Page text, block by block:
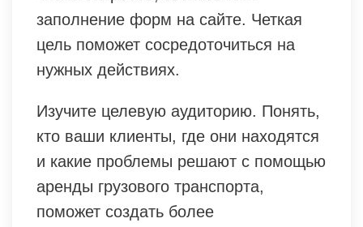
заполнение форм на сайте. Четкая
цель поможет сосредоточиться на
нужных действиях.
Изучите целевую аудиторию. Понять,
кто ваши клиенты, где они находятся
и какие проблемы решают с помощью
аренды грузового транспорта,
поможет создать более